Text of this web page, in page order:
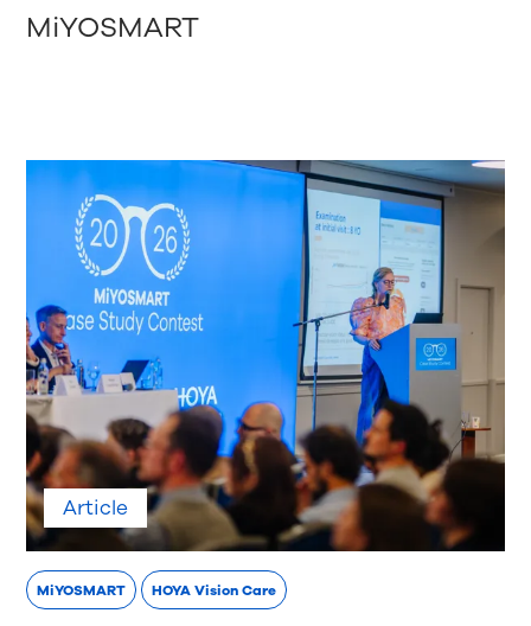
MiYOSMART
Article
MiYOSMART HOYA Vision Care